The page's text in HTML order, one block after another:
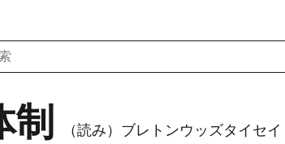
制 （読み）ブレトンウッズタイセイ